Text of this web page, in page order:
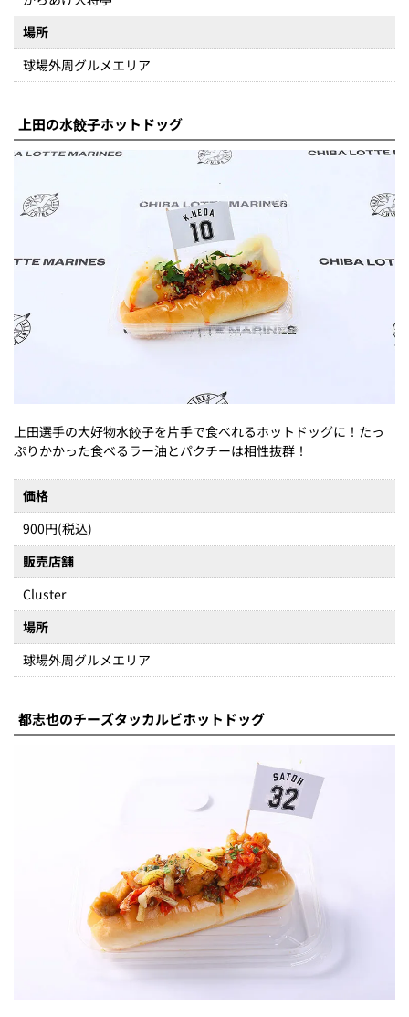
場所
球場外周グルメエリア
上田の水餃子ホットドッグ
上田選手の大好物水餃子を片手で食べれるホットドッグに！たっ
ぷりかかった食べるラー油とパクチーは相性抜群！
価格
900円(税込)
販売店舗
Cluster
場所
球場外周グルメエリア
都志也のチーズタッカルビホットドッグ